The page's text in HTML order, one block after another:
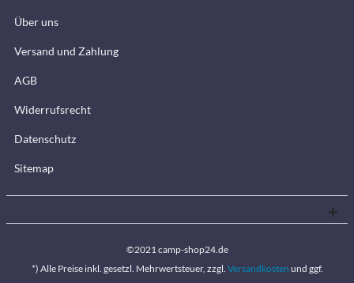
Über uns
Versand und Zahlung
AGB
Widerrufsrecht
Datenschutz
Sitemap
©2021 camp-shop24.de
*) Alle Preise inkl. gesetzl. Mehrwertsteuer, zzgl. Versandkosten und ggf.